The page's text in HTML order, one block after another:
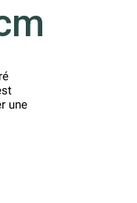
une